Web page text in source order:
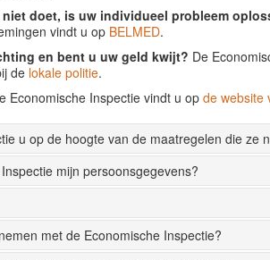
doet, is uw individueel probleem
vindt u op BELMED.
en bent u uw geld kwijt? De
de lokale politie.
Economische Inspectie vindt u opde website
u op de hoogte van de maatregelen die ze
mijn persoonsgegevens?
met de Economische Inspectie?